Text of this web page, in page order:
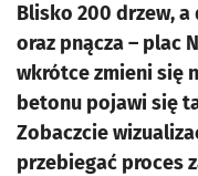
Blisko 200 drzew,
oraz pnącza – plac
wkrótce zmieni się
betonu pojawi się
Zobaczcie
przebiegać proces